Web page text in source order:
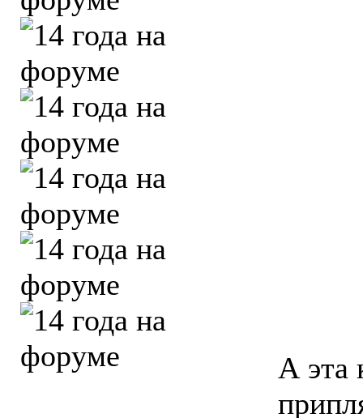
А эта